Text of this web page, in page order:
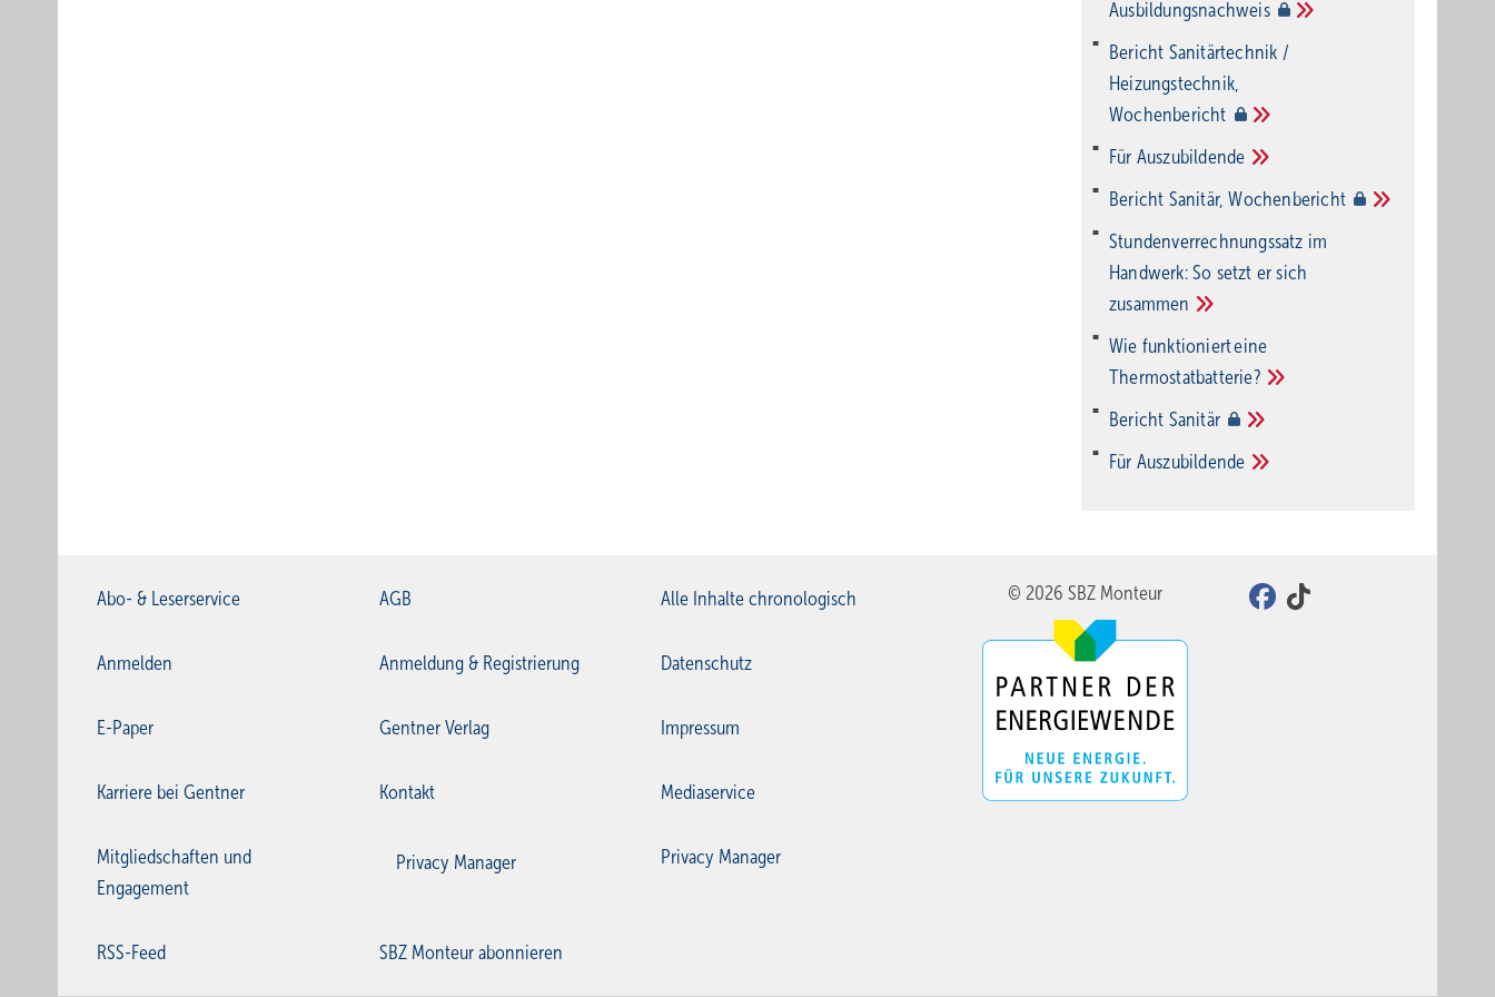
Ausbildungsnachweis
Bericht Sanitärtechnik /
Heizungstechnik,
Wochenbericht
Für Auszubildende
Bericht Sanitär,Wochenbericht
Stundenverrechnungssatz im
Handwerk: So setzt er sich
zusammen
Wie funktioniert eine
Thermostatbatterie?
Bericht Sanitär
Für Auszubildende
Abo- & Leserservice AGB Alle Inhalte chronologisch
Anmelden Anmeldung & Registrierung Datenschutz
E-Paper Gentner Verlag Impressum
Karriere bei Gentner Kontakt Mediaservice
Mitgliedschaften und
Engagement
Privacy Manager Privacy Manager
RSS-Feed SBZ Monteur abonnieren
© 2026 SBZ Monteur